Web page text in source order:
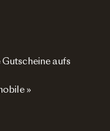
aufs
»